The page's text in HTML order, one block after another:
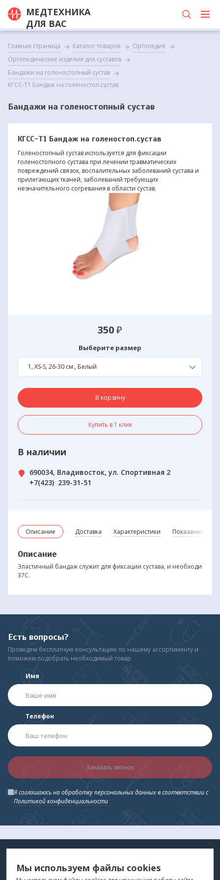
МЕДТЕХНИКА
ДЛЯ ВАС
Главная страница Каталог товаров
Ортопедия
Ортопедические изделия для суставов
Бандажи на голеностопный сустав
КГСС-Т1 Бандаж на голеностоп.сустав
Бандажи на голеностопный сустав
КГСС-Т1 Бандаж на голеностоп.сустав
Голеностопный сустав используется для фиксации
голеностопного сустава при лечении травматических
повреждений связок, воспалительных заболеваний сустава и
прилегающих тканей, заболеваний требующих
незначительного согревания в области сустав.
Описание Доставка Характеристики Показания и
Описание
Эластичный бандаж служит для фиксации сустава, и необходимой
37С.
350₽
Выберите размер
1, XS-S, 26-30 см., Белый
В корзину
Купить в 1 клик
В наличии
690034, Владивосток, ул. Спортивная 2
+7(423) 239-31-51
Есть вопросы?
Проведем бесплатную консультацию по нашему ассортименту и
поможем подобрать необходимый товар
Имя
Телефон
Заказать звонок
Я соглашаюсь на обработку персональных данных в соответствии с
Политикой конфиденциальности
ДЛЯ ВАС
Мы используем файлы cookies